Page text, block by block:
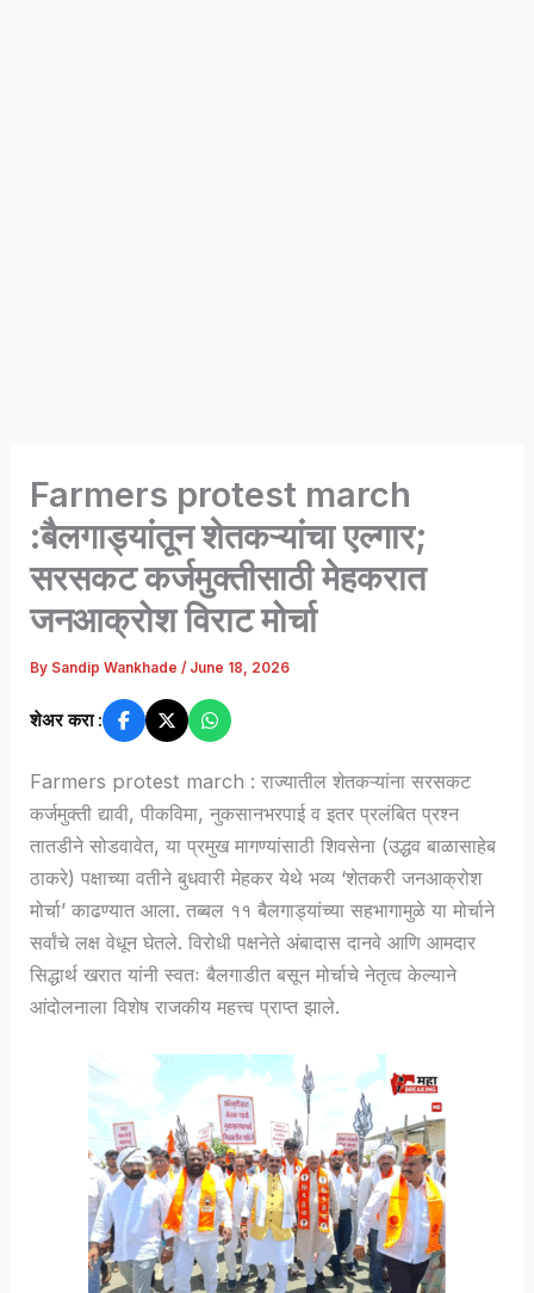
Farmers protest march
:बैलगाड्यांतून शेतकऱ्यांचा एल्गार;
सरसकट कर्जमुक्तीसाठी मेहकरात
जनआक्रोश विराट मोर्चा
By Sandip Wankhade/ June 18, 2026
शेअर करा :
Farmers protest march : राज्यातील शेतकऱ्यांना सरसकट
कर्जमुक्ती द्यावी, पीकविमा, नुकसानभरपाई व इतर प्रलंबित प्रश्न
तातडीने सोडवावेत, या प्रमुख मागण्यांसाठी शिवसेना (उद्धव बाळासाहेब
ठाकरे) पक्षाच्या वतीने बुधवारी मेहकर येथे भव्य ‘शेतकरी जनआक्रोश
मोर्चा’ काढण्यात आला. तब्बल ११ बैलगाड्यांच्या सहभागामुळे या मोर्चाने
सर्वांचे लक्ष वेधून घेतले. विरोधी पक्षनेते अंबादास दानवे आणि आमदार
सिद्धार्थ खरात यांनी स्वतः बैलगाडीत बसून मोर्चाचे नेतृत्व केल्याने
आंदोलनाला विशेष राजकीय महत्त्व प्राप्त झाले.